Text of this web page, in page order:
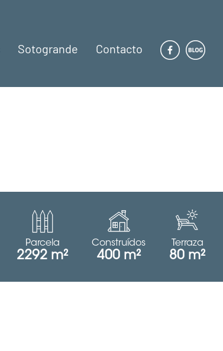
Sotogrande Contacto
Parcela
2292 m²
Construídos
400 m²
Terraza
80 m²